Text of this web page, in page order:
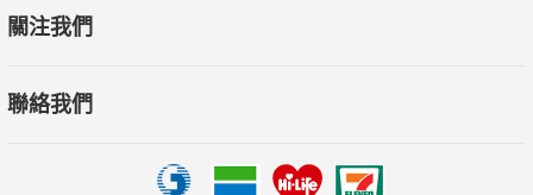
關注我們
聯絡我們